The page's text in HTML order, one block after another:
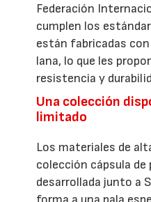
Federación
cumplen los
están fabricadas
lana, lo que les
resistencia y
Una colección
limitado
Los materiales de
colección cápsula de
desarrollada junto a